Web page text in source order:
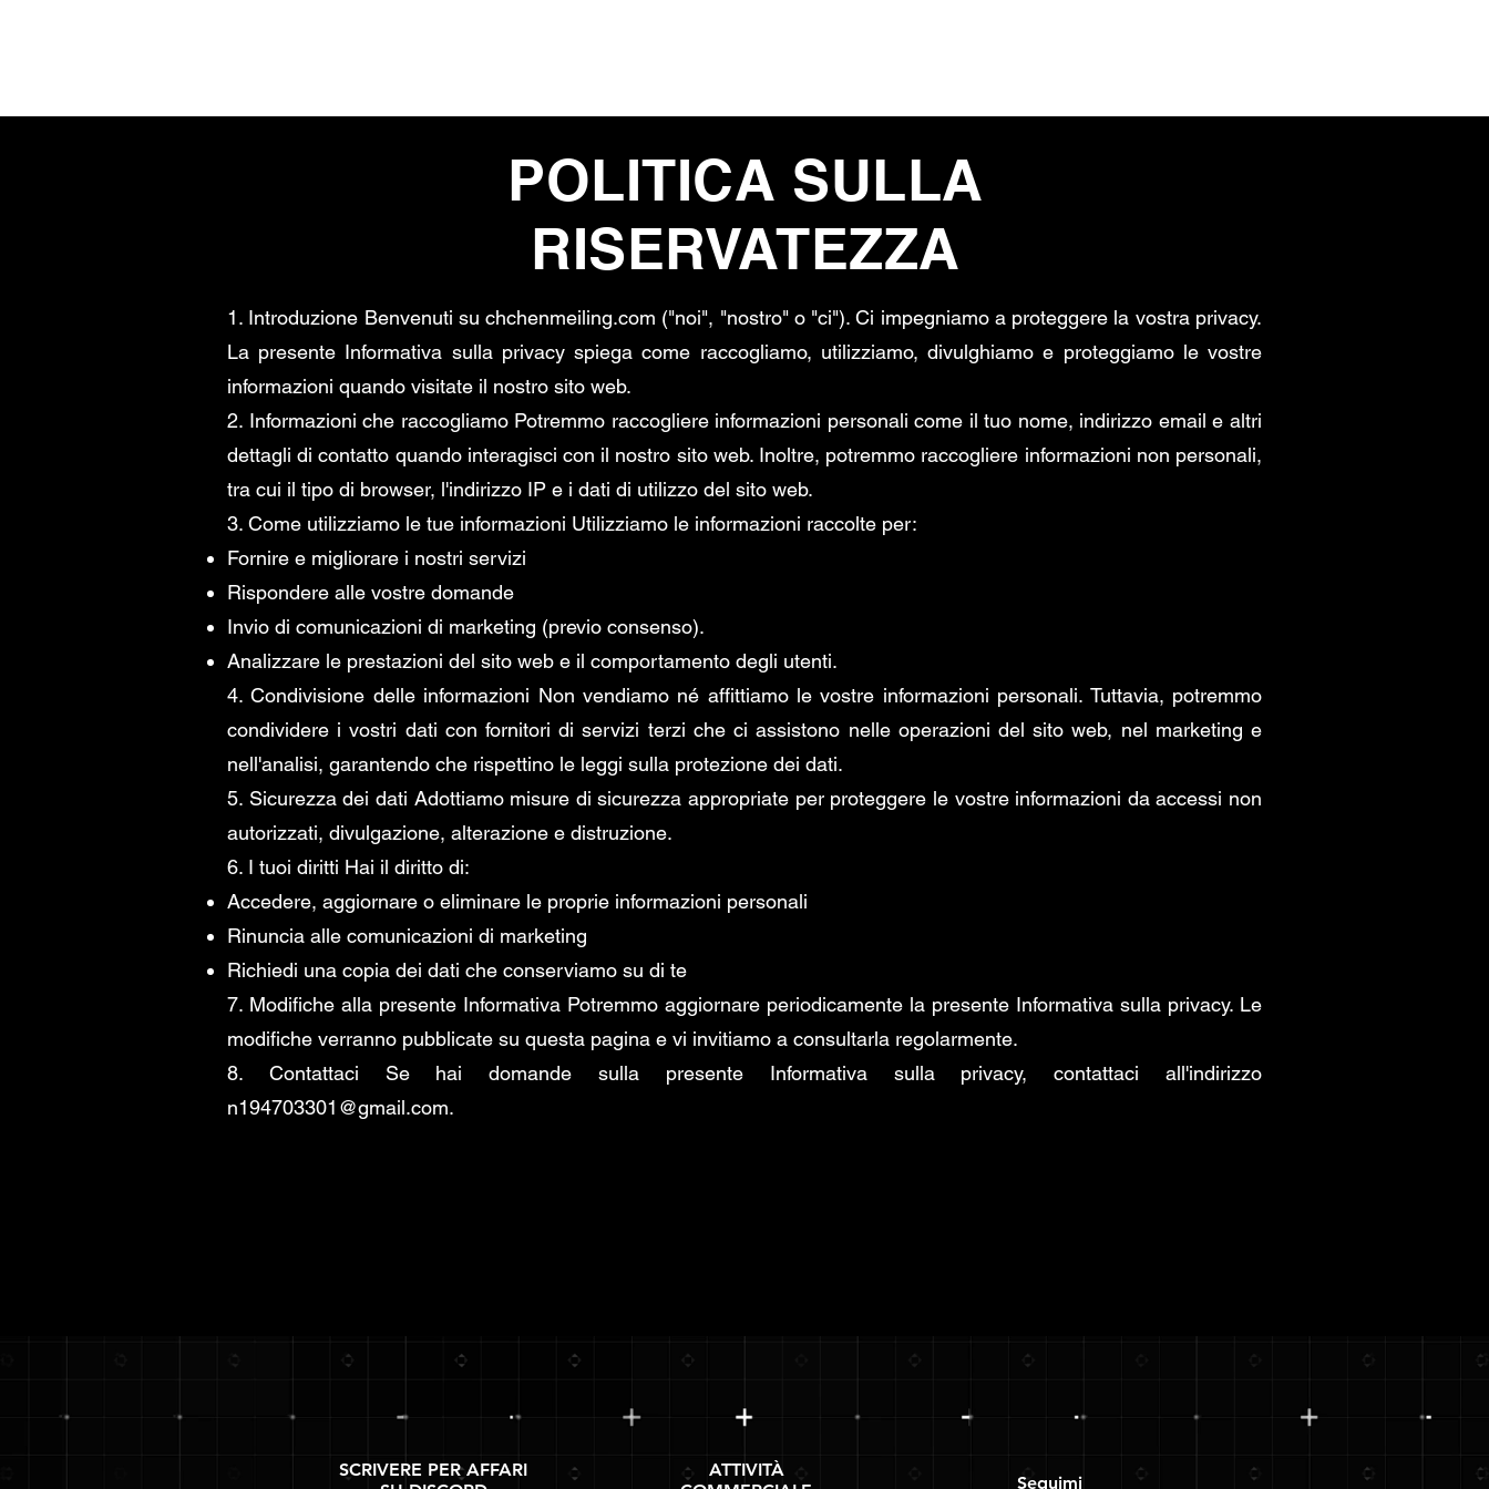
POLITICA SULLA
RISERVATEZZA
1. Introduzione Benvenuti su chchenmeiling.com ("noi", "nostro" o "ci"). Ci impegniamo a proteggere la vostra privacy.
La presente Informativa sulla privacy spiega come raccogliamo, utilizziamo, divulghiamo e proteggiamo le vostre
informazioni quando visitate il nostro sito web.
2. Informazioni che raccogliamo Potremmo raccogliere informazioni personali come il tuo nome, indirizzo email e altri
dettagli di contatto quando interagisci con il nostro sito web. Inoltre, potremmo raccogliere informazioni non personali,
tra cui il tipo di browser, l'indirizzo IP e i dati di utilizzo del sito web.
3. Come utilizziamo le tue informazioni Utilizziamo le informazioni raccolte per:
Fornire e migliorare i nostri servizi
Rispondere alle vostre domande
Invio di comunicazioni di marketing (previo consenso).
Analizzare le prestazioni del sito web e il comportamento degli utenti.
4. Condivisione delle informazioni Non vendiamo né affittiamo le vostre informazioni personali. Tuttavia, potremmo
condividere i vostri dati con fornitori di servizi terzi che ci assistono nelle operazioni del sito web, nel marketing e
nell'analisi, garantendo che rispettino le leggi sulla protezione dei dati.
5. Sicurezza dei dati Adottiamo misure di sicurezza appropriate per proteggere le vostre informazioni da accessi non
autorizzati, divulgazione, alterazione e distruzione.
6. I tuoi diritti Hai il diritto di:
Accedere, aggiornare o eliminare le proprie informazioni personali
Rinuncia alle comunicazioni di marketing
Richiedi una copia dei dati che conserviamo su di te
7. Modifiche alla presente Informativa Potremmo aggiornare periodicamente la presente Informativa sulla privacy. Le
modifiche verranno pubblicate su questa pagina e vi invitiamo a consultarla regolarmente.
8. Contattaci Se hai domande sulla presente Informativa sulla privacy, contattaci all'indirizzo
n194703301@gmail.com.
SCRIVERE PER AFFARI
ATTIVITÀ
Seguimi